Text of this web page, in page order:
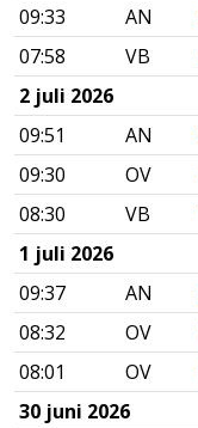
09:33
AN
07:58
VB
2 juli 2026
09:51
AN
09:30
OV
08:30
VB
1 juli 2026
09:37
AN
08:32
OV
08:01
OV
30 juni 2026